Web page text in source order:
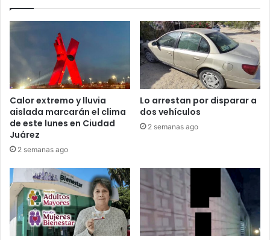
Calor extremo y lluvia
aislada marcarán el clima
de este lunes en Ciudad
Juárez
2 semanas ago
Lo arrestan por disparar a
dos vehículos
2 semanas ago